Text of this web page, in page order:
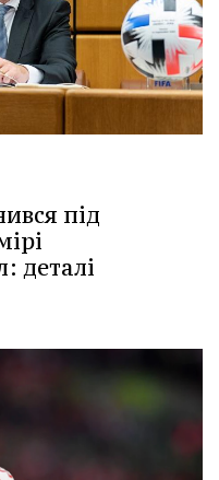
під
деталі